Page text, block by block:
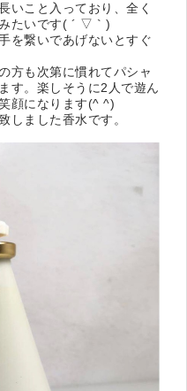
いこと入っており、全く
たいです( ´ ▽ ` )
を繋いであげないとすぐ
方も次第に慣れてパシャ
す。楽しそうに2人で遊ん
顔になります(^ ^)
しました香水です。